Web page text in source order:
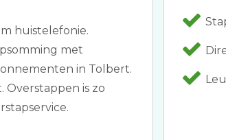
huistelefonie.
met
in Tolbert.
Overstappen is zo